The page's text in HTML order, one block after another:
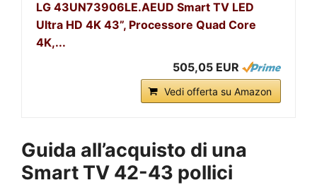
LG 43UN73906LE.AEUD Smart TV LED
Ultra HD 4K 43”, Processore Quad Core
4K,...
505,05 EUR
Vedi offerta su Amazon
Guida all’acquisto di una
Smart TV 42-43 pollici